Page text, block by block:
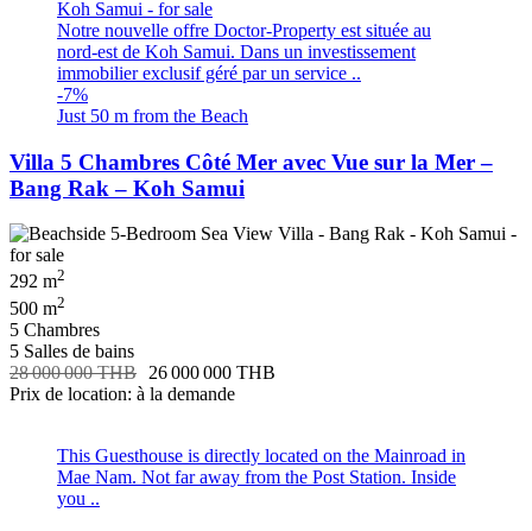
Notre nouvelle offre Doctor-Property est située au
nord-est de Koh Samui. Dans un investissement
immobilier exclusif géré par un service ..
-7%
Just 50 m from the Beach
Villa 5 Chambres Côté Mer avec Vue sur la Mer –
Bang Rak – Koh Samui
292 m2
500 m2
5 Chambres
5 Salles de bains
28 000 000 THB
26 000 000 THB
Prix de location: à la demande
This Guesthouse is directly located on the Mainroad in
Mae Nam. Not far away from the Post Station. Inside
you ..